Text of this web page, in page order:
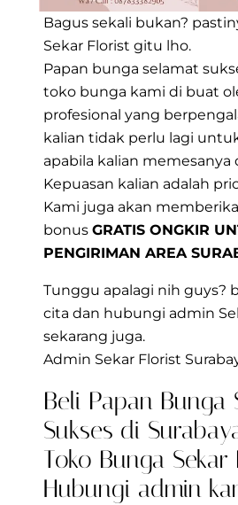
Bagus sekali bukan?
Sekar Florist gitu lho.
Papan bunga selamat
toko bunga kami di buat
profesional yang
kalian tidak perlu lagi
apabila kalian memesanya
Kepuasan kalian adalah
Kami juga akan
bonus GRATIS ONGKIR
PENGIRIMAN AREA
Tunggu apalagi nih guys?
cita dan hubungi admin
sekarang juga.
Admin Sekar Florist
Beli Papan Bunga
Sukses di
Toko Bunga Sekar
Hubungi admin